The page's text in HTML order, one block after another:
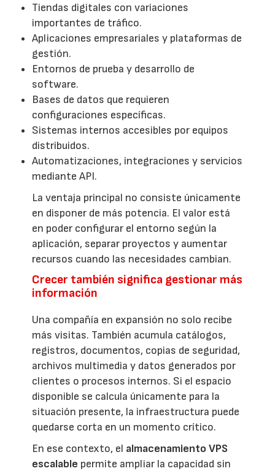
Tiendas digitales con variaciones
importantes de tráfico.
Aplicaciones empresariales y plataformas de
gestión.
Entornos de prueba y desarrollo de
software.
Bases de datos que requieren
configuraciones específicas.
Sistemas internos accesibles por equipos
distribuidos.
Automatizaciones, integraciones y servicios
mediante API.
La ventaja principal no consiste únicamente
en disponer de más potencia. El valor está
en poder configurar el entorno según la
aplicación, separar proyectos y aumentar
recursos cuando las necesidades cambian.
Crecer también significa gestionar más
información
Una compañía en expansión no solo recibe
más visitas. También acumula catálogos,
registros, documentos, copias de seguridad,
archivos multimedia y datos generados por
clientes o procesos internos. Si el espacio
disponible se calcula únicamente para la
situación presente, la infraestructura puede
quedarse corta en un momento crítico.
En ese contexto, el almacenamiento VPS
escalable permite ampliar la capacidad sin